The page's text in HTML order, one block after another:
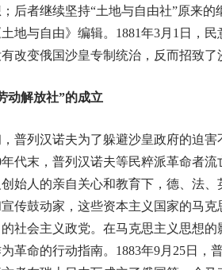
后者继续坚持“土地与自由社”原来
地与自由》编辑。1881年3月1日，
改变俄国沙皇专制统治，反而招致
动解放社”的成立
，普列汉诺夫为了躲避沙皇政府的迫
年代末，普列汉诺夫等民粹派革命者
始人的亲自关心和教育下，德、法
传鼓动家，这些资本主义国家的马
社会主义政党。在马克思主义思想
革命的行动指南。1883年9月25日